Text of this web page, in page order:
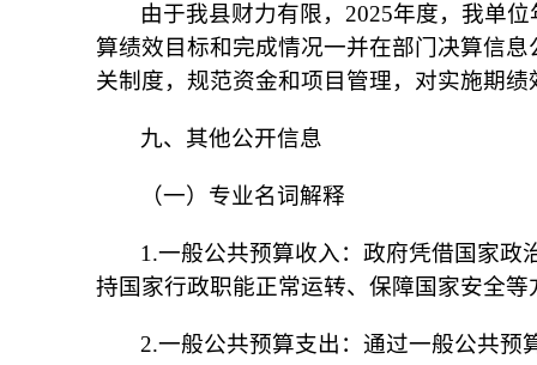
由于我县财力有限， 2025年度，我单位
算绩效目标和完成情况一并在部门决算信
关制度，规范资金和项目管理，对实施期
九、其他公开信息
（一）专业名词解释
1.一般公共预算收入：政府凭借国家
持国家行政职能正常运转、保障国家安全等
2.一般公共预算支出：通过一般公共